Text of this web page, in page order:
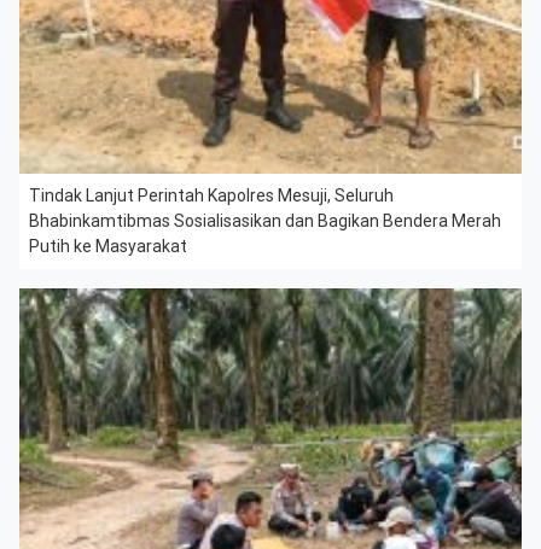
Tindak Lanjut Perintah Kapolres Mesuji, Seluruh
Bhabinkamtibmas Sosialisasikan dan Bagikan Bendera Merah
Putih ke Masyarakat